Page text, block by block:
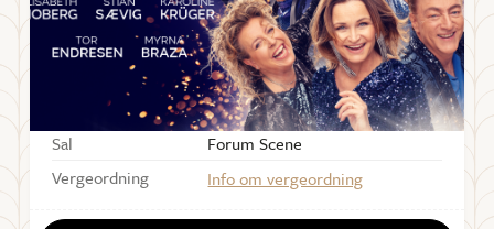
Starter
19:00
Dørene åpner
1 time før forestilling
Varighet
ca. 90 min uten pause
Sal
Forum Scene
Vergeordning
Info om vergeordning